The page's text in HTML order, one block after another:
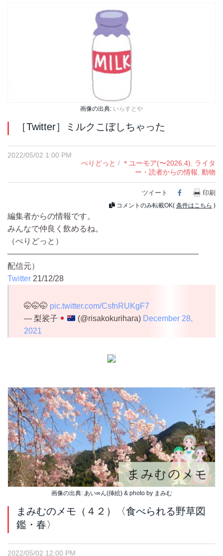
画像の出典: いらすとや
［Twitter］ミルクこぼしちゃった
2022/05/02 1:00 PM
ぺりどっと / ＊ユーモア(〜2026.4), ライタ
ー・読者からの情報, 動物
ツイート Facebook
印刷
コメントのみ転載OK( 条件はこちら )
編集者からの情報です。
みんなで仲良く飲めるね。
（ぺりどっと）
————————————————————————
配信元）
Twitter 21/12/28
🤭🤭🤭 pic.twitter.com/CsfnRUKgF7
— 梨裟子
(@risakokurihara) December 28,
2021
画像の出典: あい∞ん(挿絵) & photo by まみむ
まみむのメモ（４２）〈食べられる野草図
鑑・春〉
2022/05/02 12:00 PM